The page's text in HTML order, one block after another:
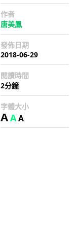
作者
唐美鳳
發佈日期
2018-06-29
閱讀時間
2分鐘
字體大小
AAA